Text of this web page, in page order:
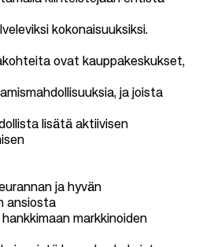
kokonaisuuksiksi.
ovat kauppakeskukset,
ja joista
lisätä aktiivisen
ja hyvän
ansiosta
markkinoiden